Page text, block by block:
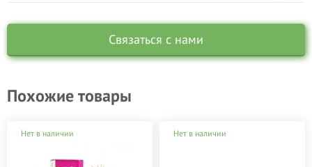
Связаться с нами
Похожие товары
Нет в наличии Нет в наличии